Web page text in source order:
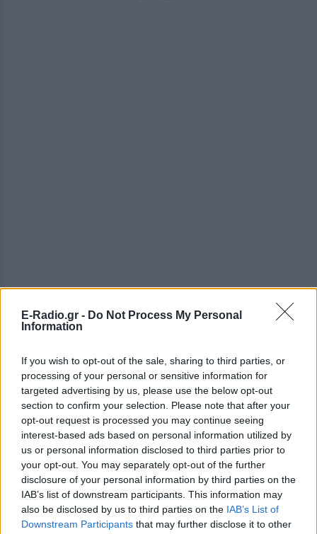
E-Radio.gr - Do Not Process My Personal
Information
If you wish to opt-out of the sale, sharing to third parties, or
processing of your personal or sensitive information for
targeted advertising by us, please use the below opt-out
section to confirm your selection. Please note that after your
opt-out request is processed you may continue seeing
interest-based ads based on personal information utilized by
us or personal information disclosed to third parties prior to
your opt-out. You may separately opt-out of the further
disclosure of your personal information by third parties on the
IAB’s list of downstream participants. This information may
also be disclosed by us to third parties on the IAB’s List of
Downstream Participants that may further disclose it to other
ΣΤΗΝ ΙΔΙΑ ΚΑΤΗΓΟΡΙΑ
Κάια Γκέρμπερ: Με
αποκαλυπτικό μαύρο look
θύμισε τη Σίντι Κρόφορντ
ΣΉΜΕΡΑ
Η 24χρονη πρωτοστάτησε σε εκδήλωση
για τη σειρά «The Shards» στο Λος
Αντζελες
Ιωάννα Τούνη: Αδημοσίευτη